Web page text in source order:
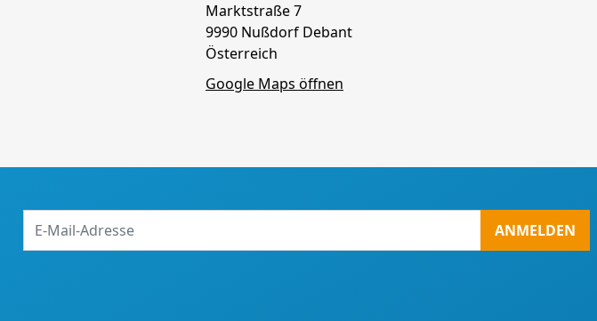
Marktstraße 7
9990 Nußdorf Debant
Österreich
Google Maps öffnen
Mail-
ANMELDEN